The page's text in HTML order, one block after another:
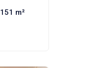
151 m²